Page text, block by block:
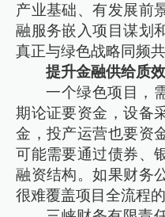
产业基础、有发展前
融服务嵌入项目谋划
真正与绿色战略同频共
提升金融供给质效
一个绿色项目，
期论证要资金，设备
金，投产运营也要资
可能需要通过债券、
融资结构。如果财务
很难覆盖项目全流程的